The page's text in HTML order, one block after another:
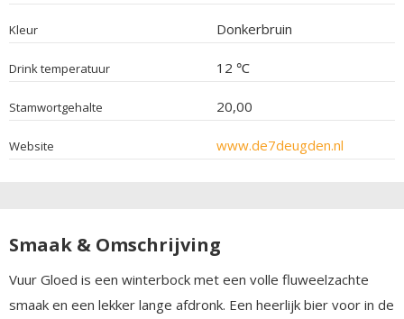
Kleur Donkerbruin
Drink temperatuur 12 ℃
Stamwortgehalte 20,00
Website www.de7deugden.nl
Smaak & Omschrijving
Vuur Gloed is een winterbock met een volle fluweelzachte
smaak en een lekker lange afdronk. Een heerlijk bier voor in de